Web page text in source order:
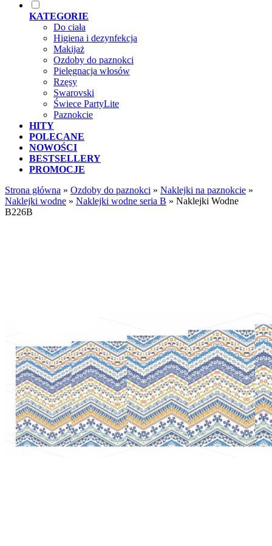
KATEGORIE
Do ciała
Higiena i dezynfekcja
Makijaż
Ozdoby do paznokci
Pielęgnacja włosów
Rzęsy
Swarovski
Świece PartyLite
Paznokcie
HITY
POLECANE
NOWOŚCI
BESTSELLERY
PROMOCJE
Strona główna » Ozdoby do paznokci » Naklejki na paznokcie »
Naklejki wodne » Naklejki wodne seria B » Naklejki Wodne
B226B